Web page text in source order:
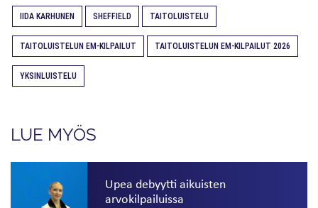
IIDA KARHUNEN SHEFFIELD TAITOLUISTELU
TAITOLUISTELUN EM-KILPAILUT TAITOLUISTELUN EM-KILPAILUT 2026
YKSINLUISTELU
LUE MYÖS
Upea debyytti aikuisten
arvokilpailuissa